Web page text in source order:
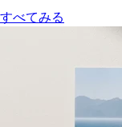
すべてみる